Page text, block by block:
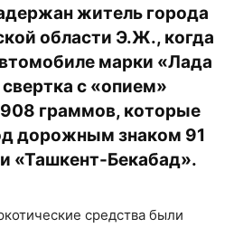
житель города
области Э.Ж., когда
марки «Лада
с «опием»
граммов, которые
дорожным знаком 91
«Ташкент-Бекабад».
средства были